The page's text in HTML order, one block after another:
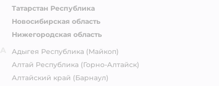
Татарстан Республика
Новосибирская область
Нижегородская область
Адыгея Республика (Майкоп)
Алтай Республика (Горно-Алтайск)
Алтайский край (Барнаул)